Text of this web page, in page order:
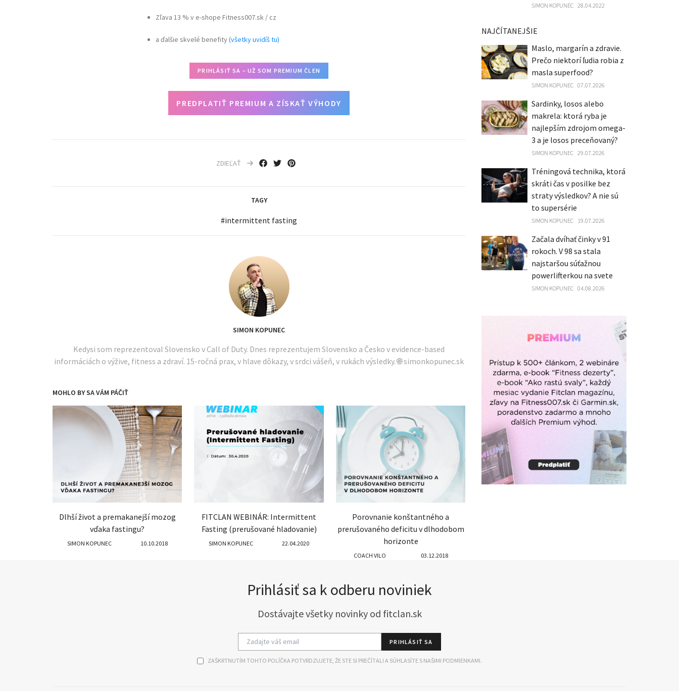
Zľava 13 % v e-shope Fitness007.sk / cz
a ďalšie skvelé benefity(všetky uvidíš tu)
PRIHLÁSIŤ SA – UŽ SOM PREMIUM ČLEN
PREDPLATIŤ PREMIUM A ZÍSKAŤ VÝHODY
ZDIEĽAŤ
TAGY
#intermittent fasting
SIMON KOPUNEC
Kedysi som reprezentoval Slovensko v Call of Duty. Dnes reprezentujem Slovensko a Česko v evidence-based
informáciách o výžive, fitness a zdraví. 15-ročná prax, v hlave dôkazy, v srdci vášeň, v rukách výsledky. 🌐 simonkopunec.sk
MOHLO BY SA VÁM PÁČIŤ
Dlhší život a premakanejší mozog
vďaka fastingu?
SIMON KOPUNEC 10.10.2018
FITCLAN WEBINÁR: Intermittent
Fasting (prerušované hladovanie)
SIMON KOPUNEC 22.04.2020
Porovnanie konštantného a
prerušovaného deficitu v dlhodobom
horizonte
COACH VILO 03.12.2018
SIMON KOPUNEC 28.04.2022
NAJČÍTANEJŠIE
Maslo, margarín a zdravie.
Prečo niektorí ľudia robia z
masla superfood?
SIMON KOPUNEC 07.07.2026
Sardinky, losos alebo
makrela: ktorá ryba je
najlepším zdrojom omega-
3 a je losos preceňovaný?
SIMON KOPUNEC 29.07.2026
Tréningová technika, ktorá
skráti čas v posilke bez
straty výsledkov? A nie sú
to supersérie
SIMON KOPUNEC 19.07.2026
Začala dvíhať činky v 91
rokoch. V 98 sa stala
najstaršou súťažnou
powerlifterkou na svete
SIMON KOPUNEC 04.08.2026
Prihlásiť sa k odberu noviniek
Dostávajte všetky novinky od fitclan.sk
PRIHLÁSIŤ SA
ZAŠKRTNUTÍM TOHTO POLÍČKA POTVRDZUJETE, ŽE STE SI PREČÍTALI A SÚHLASÍTE S NAŠIMI PODMIENKAMI.